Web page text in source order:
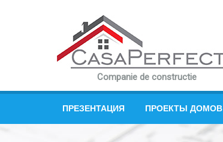
Companie de constructie
ПРЕЗЕНТАЦИЯ ПРОЕКТЫ ДОМОВ